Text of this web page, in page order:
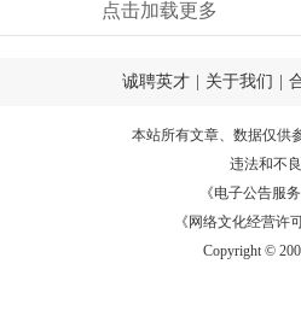
点击加载更多
诚聘英才 关于我们
本站所有文章、数据仅供
违法和不
《电子公告服务
《网络文化经营许
Copyright ©